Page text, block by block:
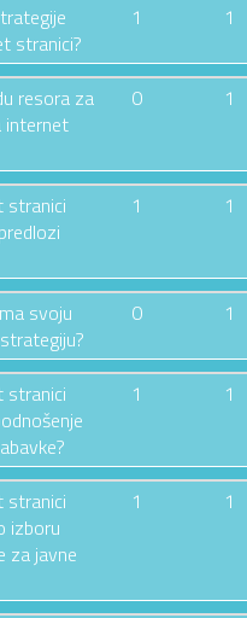
stranici?
1 1
resora za
internet
0 1
stranici
1 1
svoju
0 1
stranici
1 1
stranici
izboru
za javne
1 1